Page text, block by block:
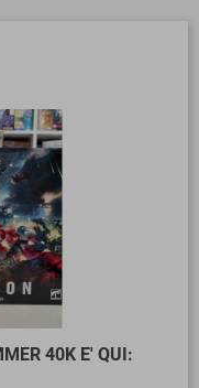
40K E' QUI: